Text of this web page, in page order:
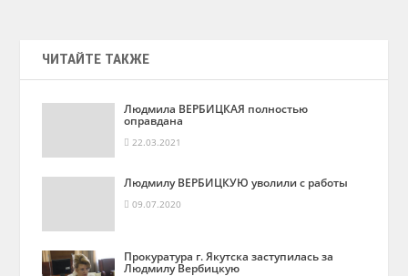
ЧИТАЙТЕ ТАКЖЕ
Людмила ВЕРБИЦКАЯ полностью
оправдана
22.03.2021
Людмилу ВЕРБИЦКУЮ уволили с работы
09.07.2020
Прокуратура г. Якутска заступилась за
Людмилу Вербицкую